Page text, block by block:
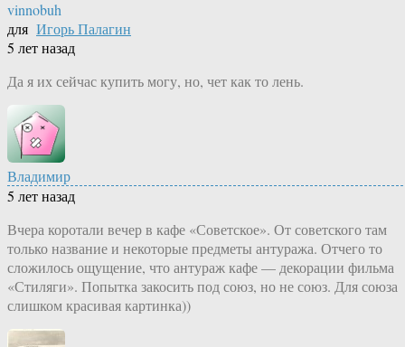
vinnobuh
для Игорь Палагин
5 лет назад
Да я их сейчас купить могу, но, чет как то лень.
Владимир
5 лет назад
Вчера коротали вечер в кафе «Советское». От советского там
только название и некоторые предметы антуража. Отчего то
сложилось ощущение, что антураж кафе — декорации фильма
«Стиляги». Попытка закосить под союз, но не союз. Для союза
слишком красивая картинка))